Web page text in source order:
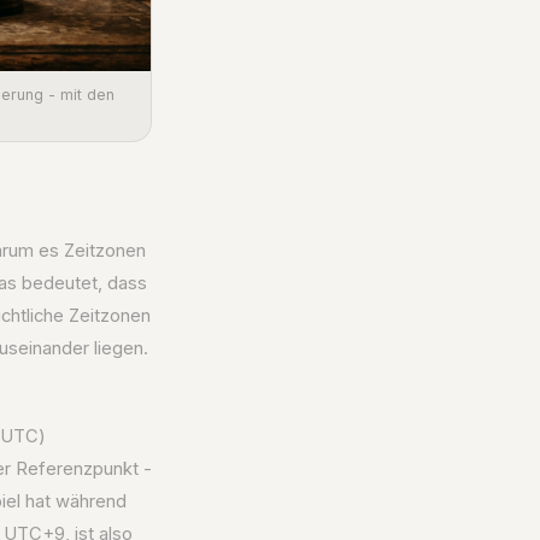
- mit den
es Zeitzonen
bedeutet, dass
Zeitzonen
liegen.
Referenzpunkt -
hat während
ist also